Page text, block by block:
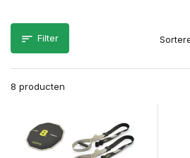
Filter
8 producten